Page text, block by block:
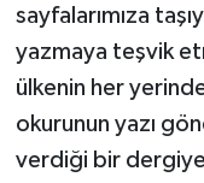
sayfalarımıza
yazmaya teşvik
ülkenin her
okurunun yazı
verdiği bir